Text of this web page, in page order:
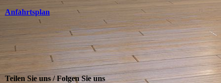
Anfahrtsplan
Teilen Sie uns / Folgen Sie uns